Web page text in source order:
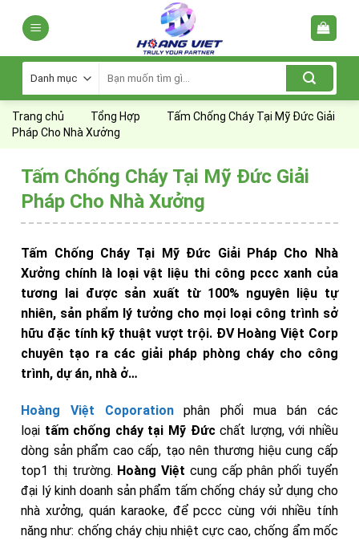
kiếm:
Trang chủ Tổng Hợp
Tấm Chống Cháy Tại Mỹ Đức Giải
Pháp Cho Nhà Xưởng
Tấm Chống Cháy Tại Mỹ Đức Giải
Pháp Cho Nhà Xưởng
Tấm Chống Cháy Tại Mỹ Đức Giải Pháp Cho Nhà
Xưởng chính là loại vật liệu thi công pccc xanh của
tương lai được sản xuất từ 100% nguyên liệu tự
nhiên, sản phẩm lý tưởng cho mọi loại công trình sở
hữu đặc tính kỹ thuật vượt trội. ĐV Hoàng Việt Corp
chuyên tạo ra các giải pháp phòng cháy cho công
trình, dự án, nhà ở…
Hoàng Việt Coporationphân phối mua bán các
loại tấm chống cháy tại Mỹ Đứcchất lượng, với nhiều
dòng sản phẩm cao cấp, tạo nên thương hiệu cung cấp
top1 thị trường. Hoàng Việt cung cấp phân phối tuyển
đại lý kinh doanh sản phẩm tấm chống cháy sử dụng cho
nhà xưởng, quán karaoke, để pccc cùng với nhiều tính
năng như: chống cháy chịu nhiệt cực cao, chống ẩm mốc